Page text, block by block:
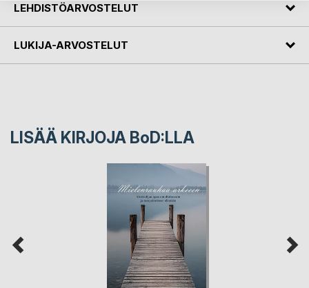
LEHDISTÖARVOSTELUT
LUKIJA-ARVOSTELUT
LISÄÄ KIRJOJA BoD:LLA